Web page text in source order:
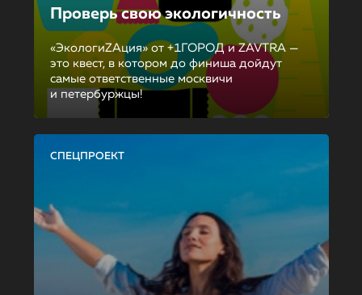
Проверь свою экологичность
«ЭкологиZAция» от +1ГОРОД и ZAVTRA —
это квест, в котором до финиша дойдут
самые ответственные москвичи
и петербуржцы!
СПЕЦПРОЕКТ